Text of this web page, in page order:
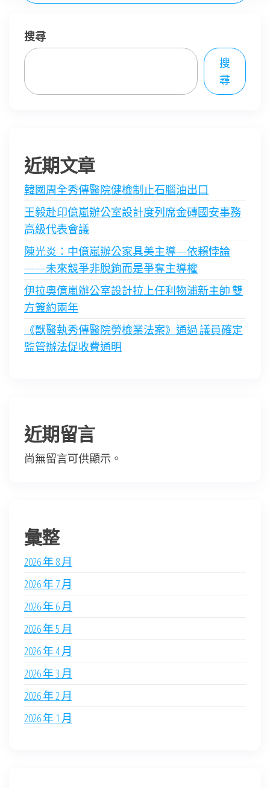
搜尋
搜
尋
近期文章
韓國周全秀傳醫院健檢制止石腦油出口
王毅赴印億嵐辦公室設計度列席金磚國安事務
高級代表會議
陳光炎：中億嵐辦公家具美主導—依賴悖論
——未來競爭非脫鉤而是爭奪主導權
伊拉奧億嵐辦公室設計拉上任利物浦新主帥 雙
方簽約兩年
《獸醫執秀傳醫院勞檢業法案》通過 議員確定
監管辦法促收費通明
近期留言
尚無留言可供顯示。
彙整
2026 年 8 月
2026 年 7 月
2026 年 6 月
2026 年 5 月
2026 年 4 月
2026 年 3 月
2026 年 2 月
2026 年 1 月